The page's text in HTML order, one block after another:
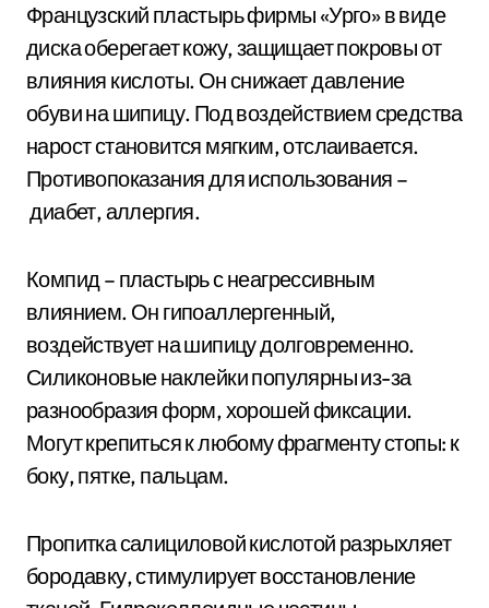
Французский пластырь фирмы «Урго» в виде
диска оберегает кожу, защищает покровы от
влияния кислоты. Он снижает давление
обуви на шипицу. Под воздействием средства
нарост становится мягким, отслаивается.
Противопоказания для использования –
диабет, аллергия.
Компид – пластырь с неагрессивным
влиянием. Он гипоаллергенный,
воздействует на шипицу долговременно.
Силиконовые наклейки популярны из-за
разнообразия форм, хорошей фиксации.
Могут крепиться к любому фрагменту стопы: к
боку, пятке, пальцам.
Пропитка салициловой кислотой разрыхляет
бородавку, стимулирует восстановление